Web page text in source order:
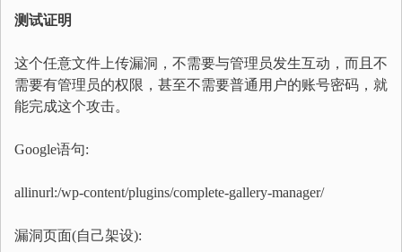
测试证明
这个任意文件上传漏洞，不需要与管理员发生互动，而且不
需要有管理员的权限，甚至不需要普通用户的账号密码，就
能完成这个攻击。
Google语句:
allinurl:/wp-content/plugins/complete-gallery-manager/
漏洞页面(自己架设):